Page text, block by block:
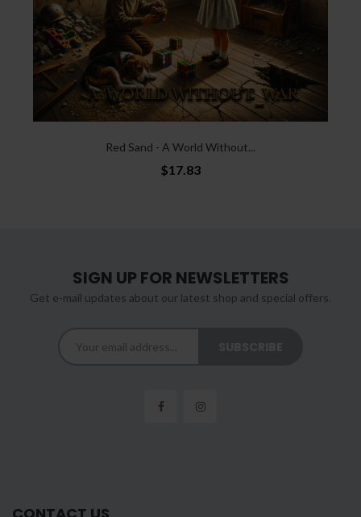
Red Sand - A World Without...
$17.83
SIGN UP FOR NEWSLETTERS
Get e-mail updates about our latest shop and special offers.